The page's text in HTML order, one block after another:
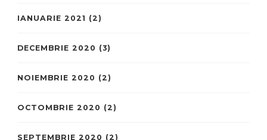
IANUARIE 2021 (2)
DECEMBRIE 2020 (3)
NOIEMBRIE 2020 (2)
OCTOMBRIE 2020 (2)
SEPTEMBRIE 2020 (2)